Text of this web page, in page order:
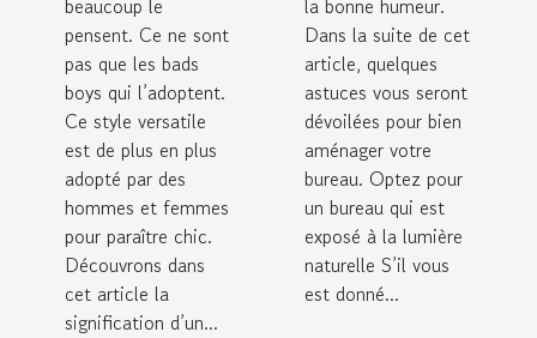
beaucoup le
pensent. Ce ne sont
pas que les bads
boys qui l’adoptent.
Ce style versatile
est de plus en plus
adopté par des
hommes et femmes
pour paraître chic.
Découvrons dans
cet article la
signification d’un...
la bonne humeur.
Dans la suite de cet
article, quelques
astuces vous seront
dévoilées pour bien
aménager votre
bureau. Optez pour
un bureau qui est
exposé à la lumière
naturelle S’il vous
est donné...